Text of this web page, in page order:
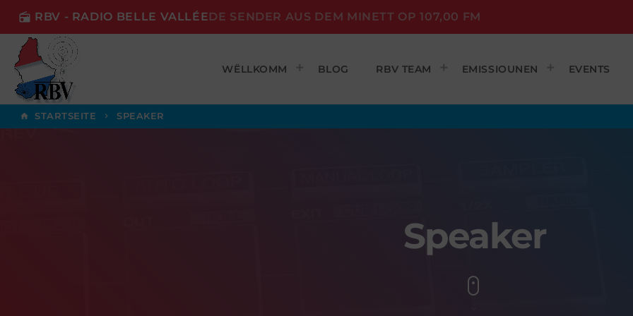
radio RBV - RADIO BELLE VALLÉEDE SENDER AUS DEM MINETT OP 107,00 FM
WËLLKOMM BLOG RBV TEAM EMISSIOUNEN EVENTS
home STARTSEITE keyboard_arrow_right SPEAKER
Speaker